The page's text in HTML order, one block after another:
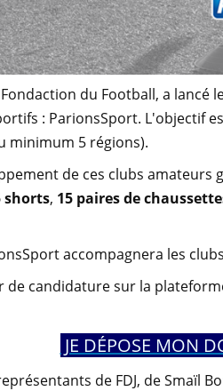
du Football, a
: ParionsSport. L'objectif
minimum 5 régions).
de ces clubs
shorts, 15 paires de
accompagnera les
de candidature sur la
JE DÉPOSE MON
de FDJ, de Smaïl